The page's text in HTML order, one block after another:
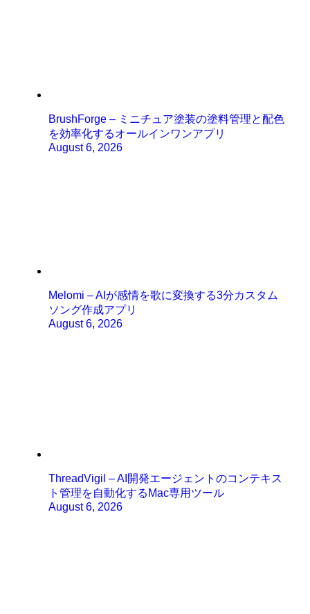
BrushForge – ミニチュア塗装の塗料管理と配色
を効率化するオールインワンアプリ
August 6, 2026
Melomi – AIが感情を歌に変換する3分カスタム
ソング作成アプリ
August 6, 2026
ThreadVigil – AI開発エージェントのコンテキス
ト管理を自動化するMac専用ツール
August 6, 2026